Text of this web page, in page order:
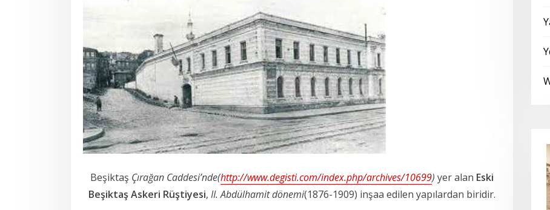
Beşiktaş Çırağan Caddesi’nde(http://www.degisti.com/index.php/archives/10699) yer alan Eski
Beşiktaş Askeri Rüştiyesi, II. Abdülhamit dönemi(1876-1909) inşaa edilen yapılardan biridir.